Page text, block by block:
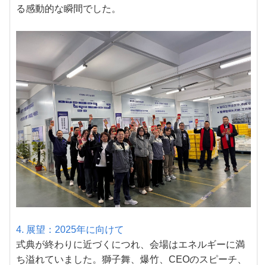
る感動的な瞬間でした。
4. 展望：2025年に向けて
式典が終わりに近づくにつれ、会場はエネルギーに満
ち溢れていました。獅子舞、爆竹、CEOのスピーチ、